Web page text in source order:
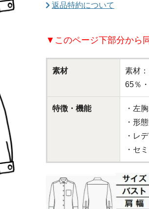
返品特約について
▼このページ下部分から
素材
素材
65％
特徴・機能
・左
・形
・レ
・セ